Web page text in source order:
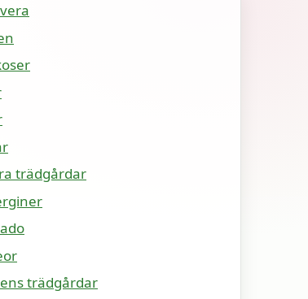
trädgårdar
trädgårdar